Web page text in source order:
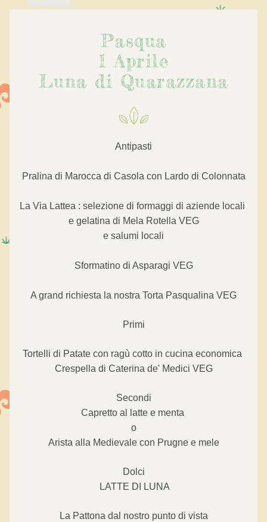
Pasqua
1 Aprile
Luna di Quarazzana
Antipasti
Pralina di Marocca di Casola con Lardo di Colonnata
La Via Lattea : selezione di formaggi di aziende locali
e gelatina di Mela Rotella VEG
e salumi locali
Sformatino di Asparagi VEG
A grand richiesta la nostra Torta Pasqualina VEG
Primi
Tortelli di Patate con ragù cotto in cucina economica
Crespella di Caterina de' Medici VEG
Secondi
Capretto al latte e menta
o
Arista alla Medievale con Prugne e mele
Dolci
LATTE DI LUNA
La Pattona dal nostro punto di vista